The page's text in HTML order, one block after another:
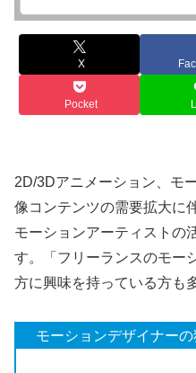
X
Pocket
2D/3Dアニメーション、モ
像コンテンツの需要拡大に
モーションアーティストの
す。「フリーランスのモー
方に興味を持っている方も
モーションデザイナー